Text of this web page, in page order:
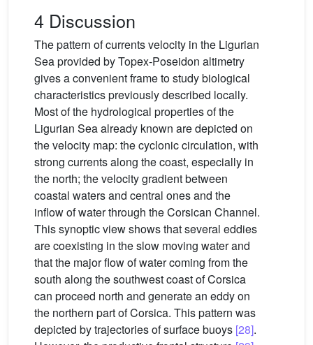
4 Discussion
The pattern of currents velocity in the Ligurian
Sea provided by Topex-Poseidon altimetry
gives a convenient frame to study biological
characteristics previously described locally.
Most of the hydrological properties of the
Ligurian Sea already known are depicted on
the velocity map: the cyclonic circulation, with
strong currents along the coast, especially in
the north; the velocity gradient between
coastal waters and central ones and the
inflow of water through the Corsican Channel.
This synoptic view shows that several eddies
are coexisting in the slow moving water and
that the major flow of water coming from the
south along the southwest coast of Corsica
can proceed north and generate an eddy on
the northern part of Corsica. This pattern was
depicted by trajectories of surface buoys [28].